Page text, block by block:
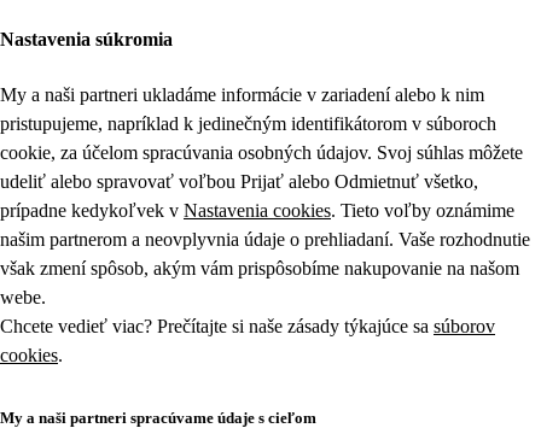
Nastavenia súkromia
My a naši partneri ukladáme informácie v zariadení alebo k nim
pristupujeme, napríklad k jedinečným identifikátorom v súboroch
cookie, za účelom spracúvania osobných údajov. Svoj súhlas môžete
udeliť alebo spravovať voľbou Prijať alebo Odmietnuť všetko,
prípadne kedykoľvek v Nastavenia cookies. Tieto voľby oznámime
našim partnerom a neovplyvnia údaje o prehliadaní. Vaše rozhodnutie
však zmení spôsob, akým vám prispôsobíme nakupovanie na našom
webe.
Chcete vedieť viac? Prečítajte si naše zásady týkajúce sa súborov
cookies.
My a naši partneri spracúvame údaje s cieľom